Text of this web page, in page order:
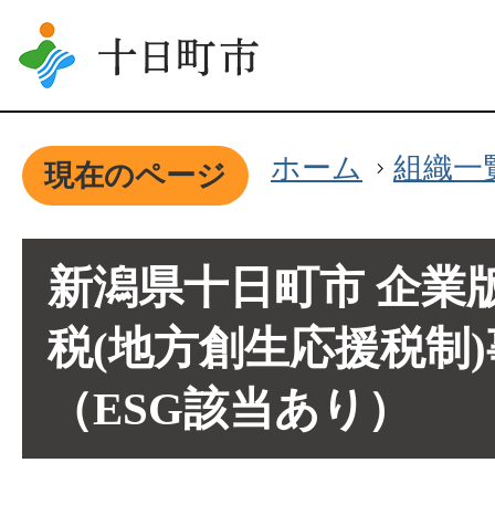
現在のページ ホーム 組織一
新潟県十日町市 企業
税(地方創生応援税制
（ESG該当あり）